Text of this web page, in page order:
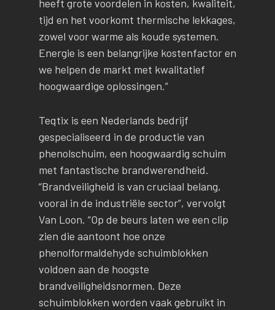
heeft grote voordelen in kosten, kwaliteit,
tijd en het voorkomt thermische lekkages,
zowel voor warme als koude systemen.
Energie is een belangrijke kostenfactor en
we helpen de markt met kwalitatief
hoogwaardige oplossingen.”
Teqtix is een Nederlands bedrijf
gespecialiseerd in de productie van
phenolschuim, een hoogwaardig schuim
met fantastische brandwerendheid.
“Brandveiligheid is van cruciaal belang,
vooral in de industriële sector”, vervolgt
Van Loon. “Op de beurs laten we een clip
zien die aantoont hoe onze
phenolformaldehyde schuimblokken
voldoen aan de hoogste
brandveiligheidsnormen. Deze
schuimblokken worden vaak gebruikt in